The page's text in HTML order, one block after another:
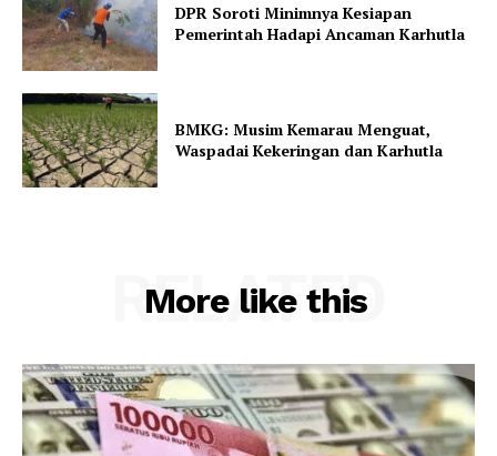
DPR Soroti Minimnya Kesiapan
Pemerintah Hadapi Ancaman Karhutla
BMKG: Musim Kemarau Menguat,
Waspadai Kekeringan dan Karhutla
More like this
RELATED